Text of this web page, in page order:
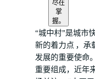
尽在
掌
握。
“城中村”是城市
新的着力点 ，承
发展的重要使命
重要组成，近年